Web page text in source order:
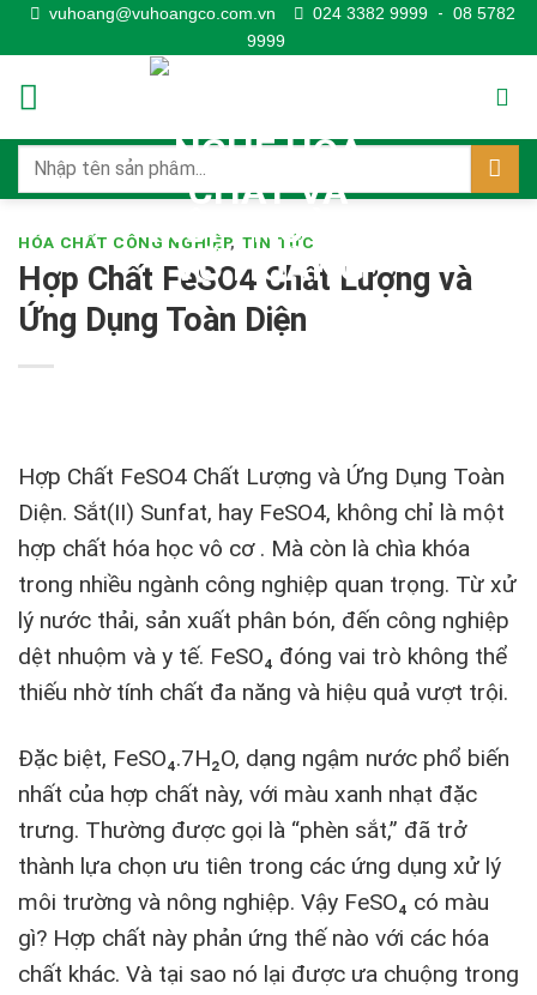
Skip
to
content
vuhoang@vuhoangco.com.vn 024 3382 9999 - 08 5782
9999
HÓA CHẤT CÔNG NGHIỆP, TIN TỨC
Hợp Chất FeSO4 Chất Lượng và
Ứng Dụng Toàn Diện
Hợp Chất FeSO4 Chất Lượng và Ứng Dụng Toàn
Diện. Sắt(II) Sunfat, hay FeSO4, không chỉ là một
hợp chất hóa học vô cơ . Mà còn là chìa khóa
trong nhiều ngành công nghiệp quan trọng. Từ xử
lý nước thải, sản xuất phân bón, đến công nghiệp
dệt nhuộm và y tế. FeSO₄ đóng vai trò không thể
thiếu nhờ tính chất đa năng và hiệu quả vượt trội.
Đặc biệt, FeSO₄.7H₂O, dạng ngậm nước phổ biến
nhất của hợp chất này, với màu xanh nhạt đặc
trưng. Thường được gọi là “phèn sắt,” đã trở
thành lựa chọn ưu tiên trong các ứng dụng xử lý
môi trường và nông nghiệp. Vậy FeSO₄ có màu
gì? Hợp chất này phản ứng thế nào với các hóa
chất khác. Và tại sao nó lại được ưa chuộng trong